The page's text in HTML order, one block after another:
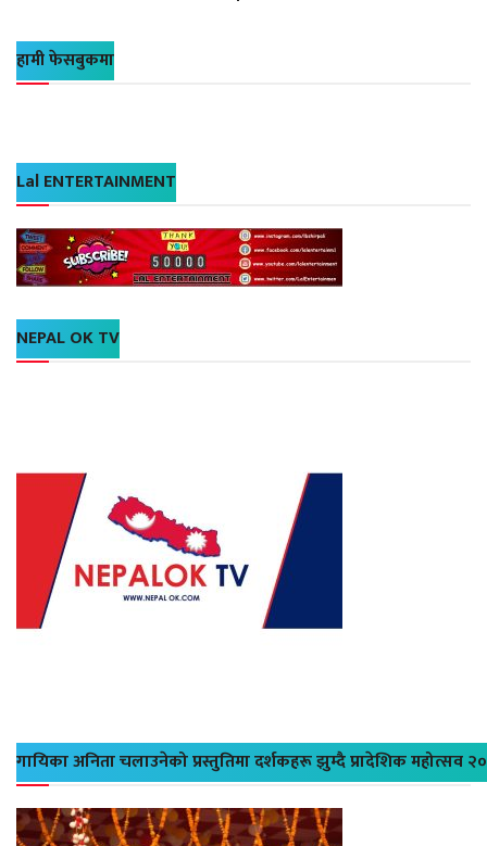
हामी फेसबुकमा
Lal ENTERTAINMENT
NEPAL OK TV
गायिका अनिता चलाउनेको प्रस्तुतिमा दर्शकहरू झुम्दै प्रादेशिक महोत्सव